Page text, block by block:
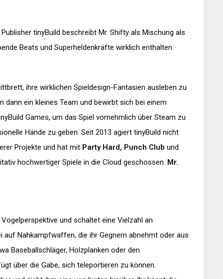
tinyBuild beschreibt Mr. Shifty als Mischung als
Beats und Superheldenkräfte wirklich enthalten
ihre wirklichen Spieldesign-Fantasien ausleben zu
dann ein kleines Team und bewirbt sich bei einem
Games, um das Spiel vornehmlich über Steam zu
Hände zu geben. Seit 2013 agiert tinyBuild nicht
Projekte und hat mit Party Hard, Punch Club und
hochwertiger Spiele in die Cloud geschossen. Mr.
und schaltet eine Vielzahl an
Nahkampfwaffen, die ihr Gegnern abnehmt oder aus
Baseballschläger, Holzplanken oder den
über die Gabe, sich teleportieren zu können.